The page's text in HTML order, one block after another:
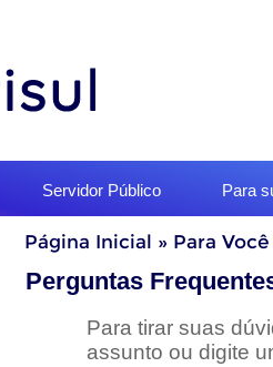
Servidor Público Para
Início
doPágina Inicial » Para Você
Perguntas
Para tirar suas
assunto ou digite